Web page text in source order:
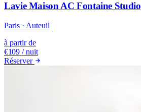
Lavie Maison AC Fontaine Studio
Paris · Auteuil
à partir de
€109 / nuit
Réserver